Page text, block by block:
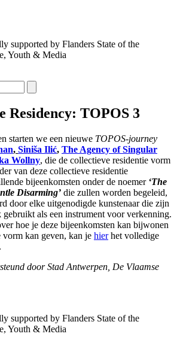
supported by Flanders State of the
Youth & Media
Residency: TOPOS 3
starten we een nieuwe TOPOS-journey
, Siniša Ilić, The Agency of Singular
Wollny, die de collectieve residentie vorm
van deze collectieve residentie
bijeenkomsten onder de noemer ‘The
Disarming’ die zullen worden begeleid,
door elke uitgenodigde kunstenaar die zijn
als een instrument voor verkenning.
hoe je deze bijeenkomsten kan bijwonen
vorm kan geven, kan je hierhet volledige
door Stad Antwerpen, De Vlaamse
supported by Flanders State of the
Youth & Media